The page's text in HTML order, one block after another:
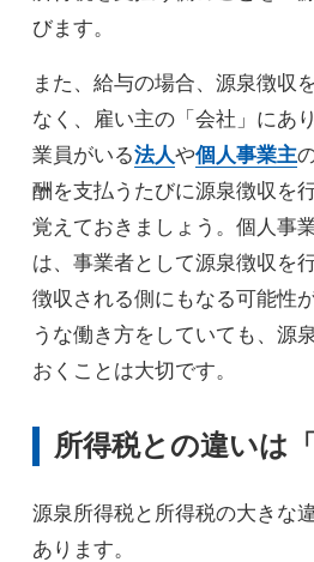
びます。
また、給与の場合、源泉徴収
なく、雇い主の「会社」にあ
業員がいる法人や個人事業主
酬を支払うたびに源泉徴収を
覚えておきましょう。個人事
は、事業者として源泉徴収を
徴収される側にもなる可能性
うな働き方をしていても、源
おくことは大切です。
所得税との違いは
源泉所得税と所得税の大きな
あります。